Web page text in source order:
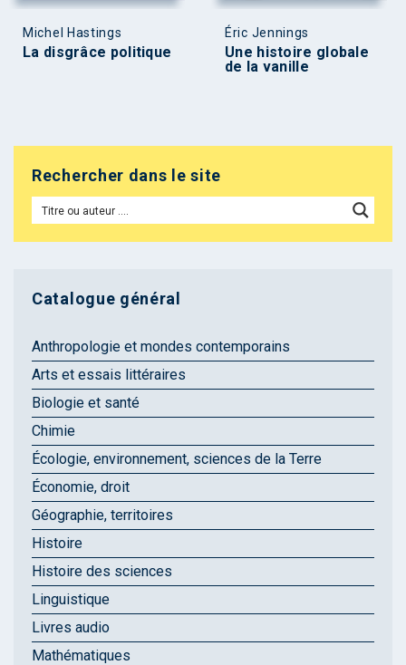
Michel Hastings
La disgrâce politique
Éric Jennings
Une histoire globale
de la vanille
Rechercher dans le site
Catalogue général
Anthropologie et mondes contemporains
Arts et essais littéraires
Biologie et santé
Chimie
Écologie, environnement, sciences de la Terre
Économie, droit
Géographie, territoires
Histoire
Histoire des sciences
Linguistique
Livres audio
Mathématiques